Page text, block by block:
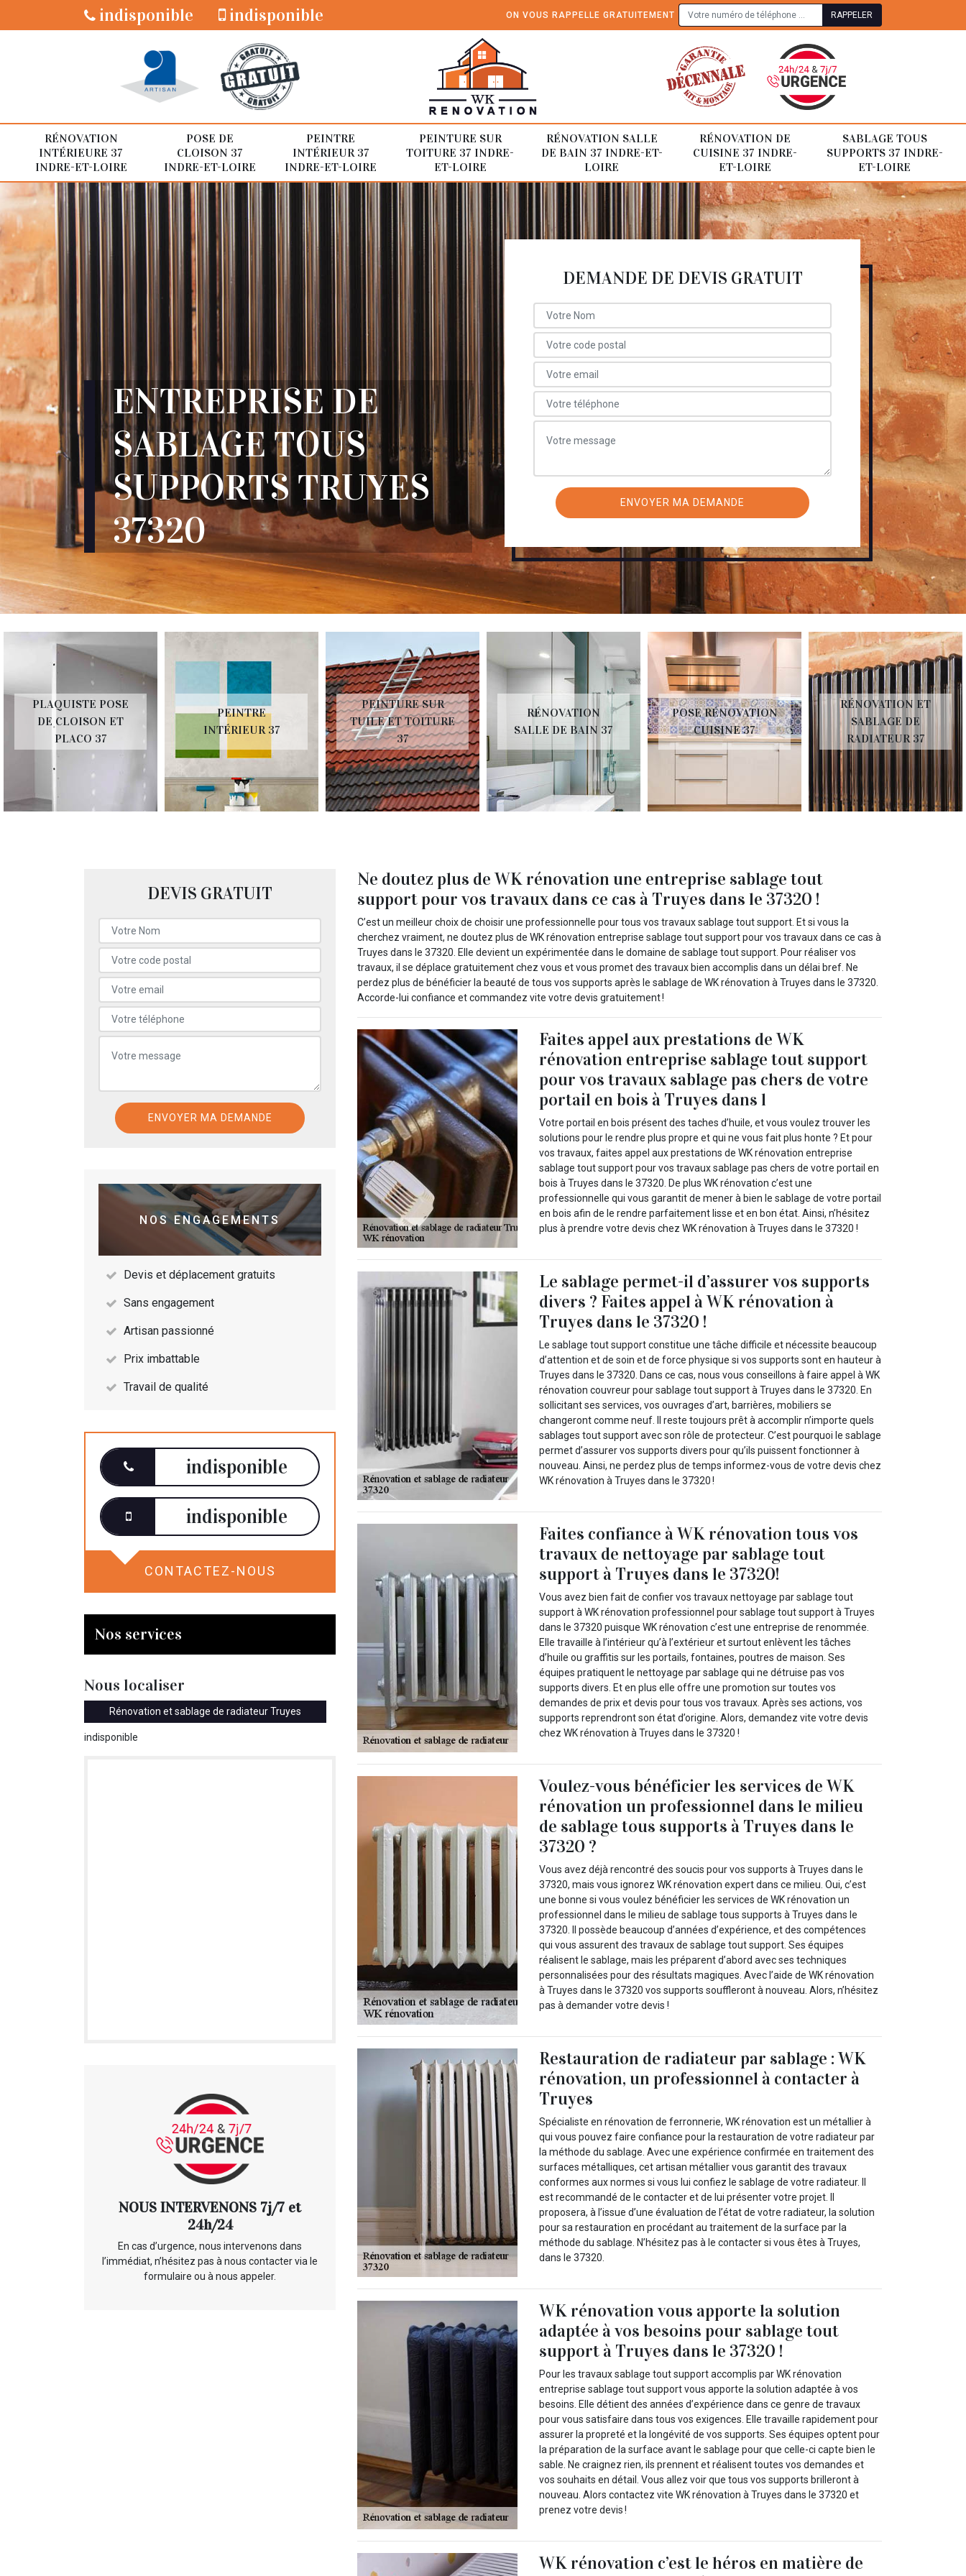
indisponible indisponible ON VOUS RAPPELLE GRATUITEMENT
RÉNOVATION
INTÉRIEURE 37
INDRE-ET-LOIRE
POSE DE
CLOISON 37
INDRE-ET-LOIRE
PEINTRE
INTÉRIEUR 37
INDRE-ET-LOIRE
PEINTURE SUR
TOITURE 37 INDRE-
ET-LOIRE
RÉNOVATION SALLE
DE BAIN 37 INDRE-ET-
LOIRE
RÉNOVATION DE
CUISINE 37 INDRE-
ET-LOIRE
SABLAGE TOUS
SUPPORTS 37 INDRE-
ET-LOIRE
ENTREPRISE DE
SABLAGE TOUS
SUPPORTS TRUYES
37320
DEMANDE DE DEVIS GRATUIT
PLAQUISTE POSE
DE CLOISON ET
PLACO 37
PEINTRE
INTÉRIEUR 37
PEINTURE SUR
TUILE ET TOITURE
37
RÉNOVATION
SALLE DE BAIN 37
POSE RÉNOVATION
CUISINE 37
RÉNOVATION ET
SABLAGE DE
RADIATEUR 37
DEVIS GRATUIT
NOS ENGAGEMENTS
Devis et déplacement gratuits
Sans engagement
Artisan passionné
Prix imbattable
Travail de qualité
indisponible
indisponible
CONTACTEZ-NOUS
Nos services
Nous localiser
Rénovation et sablage de radiateur Truyes
indisponible
NOUS INTERVENONS 7j/7 et
24h/24
En cas d’urgence, nous intervenons dans
l’immédiat, n’hésitez pas à nous contacter via le
formulaire ou à nous appeler.
Ne doutez plus de WK rénovation une entreprise sablage tout
support pour vos travaux dans ce cas à Truyes dans le 37320 !
C’est un meilleur choix de choisir une professionnelle pour tous vos travaux sablage tout support. Et si vous la
cherchez vraiment, ne doutez plus de WK rénovation entreprise sablage tout support pour vos travaux dans ce cas à
Truyes dans le 37320. Elle devient un expérimentée dans le domaine de sablage tout support. Pour réaliser vos
travaux, il se déplace gratuitement chez vous et vous promet des travaux bien accomplis dans un délai bref. Ne
perdez plus de bénéficier la beauté de tous vos supports après le sablage de WK rénovation à Truyes dans le 37320.
Accorde-lui confiance et commandez vite votre devis gratuitement !
Faites appel aux prestations de WK
rénovation entreprise sablage tout support
pour vos travaux sablage pas chers de votre
portail en bois à Truyes dans l
Votre portail en bois présent des taches d’huile, et vous voulez trouver les
solutions pour le rendre plus propre et qui ne vous fait plus honte ? Et pour
vos travaux, faites appel aux prestations de WK rénovation entreprise
sablage tout support pour vos travaux sablage pas chers de votre portail en
bois à Truyes dans le 37320. De plus WK rénovation c’est une
professionnelle qui vous garantit de mener à bien le sablage de votre portail
en bois afin de le rendre parfaitement lisse et en bon état. Ainsi, n’hésitez
plus à prendre votre devis chez WK rénovation à Truyes dans le 37320 !
Le sablage permet-il d’assurer vos supports
divers ? Faites appel à WK rénovation à
Truyes dans le 37320 !
Le sablage tout support constitue une tâche difficile et nécessite beaucoup
d’attention et de soin et de force physique si vos supports sont en hauteur à
Truyes dans le 37320. Dans ce cas, nous vous conseillons à faire appel à WK
rénovation couvreur pour sablage tout support à Truyes dans le 37320. En
sollicitant ses services, vos ouvrages d’art, barrières, mobiliers se
changeront comme neuf. Il reste toujours prêt à accomplir n’importe quels
sablages tout support avec son rôle de protecteur. C’est pourquoi le sablage
permet d’assurer vos supports divers pour qu’ils puissent fonctionner à
nouveau. Ainsi, ne perdez plus de temps informez-vous de votre devis chez
WK rénovation à Truyes dans le 37320 !
Faites confiance à WK rénovation tous vos
travaux de nettoyage par sablage tout
support à Truyes dans le 37320!
Vous avez bien fait de confier vos travaux nettoyage par sablage tout
support à WK rénovation professionnel pour sablage tout support à Truyes
dans le 37320 puisque WK rénovation c’est une entreprise de renommée.
Elle travaille à l’intérieur qu’à l’extérieur et surtout enlèvent les tâches
d’huile ou graffitis sur les portails, fontaines, poutres de maison. Ses
équipes pratiquent le nettoyage par sablage qui ne détruise pas vos
supports divers. Et en plus elle offre une promotion sur toutes vos
demandes de prix et devis pour tous vos travaux. Après ses actions, vos
supports reprendront son état d’origine. Alors, demandez vite votre devis
chez WK rénovation à Truyes dans le 37320 !
Voulez-vous bénéficier les services de WK
rénovation un professionnel dans le milieu
de sablage tous supports à Truyes dans le
37320 ?
Vous avez déjà rencontré des soucis pour vos supports à Truyes dans le
37320, mais vous ignorez WK rénovation expert dans ce milieu. Oui, c’est
une bonne si vous voulez bénéficier les services de WK rénovation un
professionnel dans le milieu de sablage tous supports à Truyes dans le
37320. Il possède beaucoup d’années d’expérience, et des compétences
qui vous assurent des travaux de sablage tout support. Ses équipes
réalisent le sablage, mais les préparent d’abord avec ses techniques
personnalisées pour des résultats magiques. Avec l’aide de WK rénovation
à Truyes dans le 37320 vos supports souffleront à nouveau. Alors, n’hésitez
pas à demander votre devis !
Restauration de radiateur par sablage : WK
rénovation, un professionnel à contacter à
Truyes
Spécialiste en rénovation de ferronnerie, WK rénovation est un métallier à
qui vous pouvez faire confiance pour la restauration de votre radiateur par
la méthode du sablage. Avec une expérience confirmée en traitement des
surfaces métalliques, cet artisan métallier vous garantit des travaux
conformes aux normes si vous lui confiez le sablage de votre radiateur. Il
est recommandé de le contacter et de lui présenter votre projet. Il
proposera, à l’issue d’une évaluation de l’état de votre radiateur, la solution
pour sa restauration en procédant au traitement de la surface par la
méthode du sablage. N’hésitez pas à le contacter si vous êtes à Truyes,
dans le 37320.
WK rénovation vous apporte la solution
adaptée à vos besoins pour sablage tout
support à Truyes dans le 37320 !
Pour les travaux sablage tout support accomplis par WK rénovation
entreprise sablage tout support vous apporte la solution adaptée à vos
besoins. Elle détient des années d’expérience dans ce genre de travaux
pour vous satisfaire dans tous vos exigences. Elle travaille rapidement pour
assurer la propreté et la longévité de vos supports. Ses équipes optent pour
la préparation de la surface avant le sablage pour que celle-ci capte bien le
sable. Ne craignez rien, ils prennent et réalisent toutes vos demandes et
vos souhaits en détail. Vous allez voir que tous vos supports brilleront à
nouveau. Alors contactez vite WK rénovation à Truyes dans le 37320 et
prenez votre devis !
WK rénovation c’est le héros en matière de